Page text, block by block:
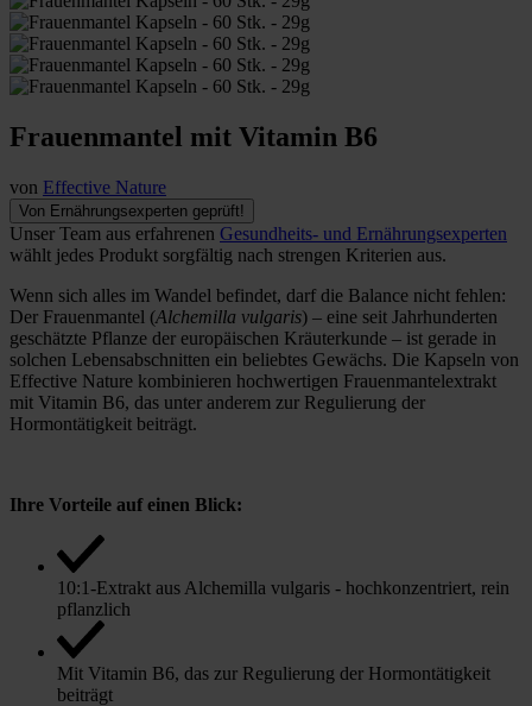
Frauenmantel mit Vitamin B6
von Effective Nature
Von Ernährungsexperten geprüft!
Unser Team aus erfahrenen Gesundheits- und Ernährungsexperten
wählt jedes Produkt sorgfältig nach strengen Kriterien aus.
Wenn sich alles im Wandel befindet, darf die Balance nicht fehlen:
Der Frauenmantel (Alchemilla vulgaris) – eine seit Jahrhunderten
geschätzte Pflanze der europäischen Kräuterkunde – ist gerade in
solchen Lebensabschnitten ein beliebtes Gewächs. Die Kapseln von
Effective Nature kombinieren hochwertigen Frauenmantelextrakt
mit Vitamin B6, das unter anderem zur Regulierung der
Hormontätigkeit beiträgt.
Ihre Vorteile auf einen Blick:
10:1-Extrakt aus Alchemilla vulgaris - hochkonzentriert, rein
pflanzlich
Mit Vitamin B6, das zur Regulierung der Hormontätigkeit
beiträgt